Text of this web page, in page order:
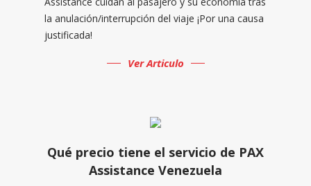
la anulación/interrupción del viaje ¡Por una causa
justificada!
Ver Articulo
Qué precio tiene el servicio de PAX
Assistance Venezuela